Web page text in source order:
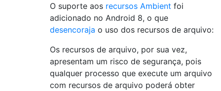
O suporte aos recursos Ambient foi
adicionado no Android 8, o que
desencoraja o uso dos recursos de arquivo:
Os recursos de arquivo, por sua vez,
apresentam um risco de segurança, pois
qualquer processo que execute um arquivo
com recursos de arquivo poderá obter